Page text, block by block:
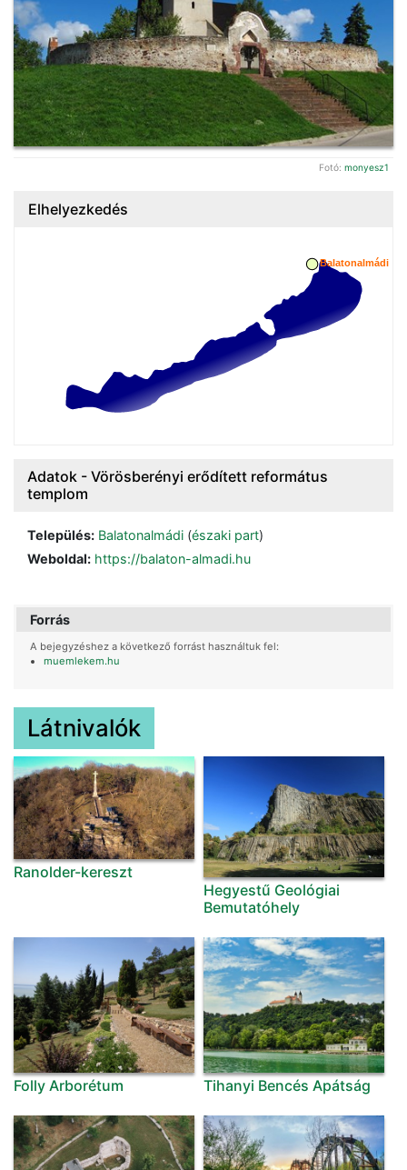
Fotó: monyesz1
Elhelyezkedés
Adatok - Vörösberényi erődített református
templom
Település: Balatonalmádi (északi part)
Weboldal: https://balaton-almadi.hu
Forrás
A bejegyzéshez a következő forrást használtuk fel:
muemlekem.hu
Látnivalók
Ranolder-kereszt
Hegyestű Geológiai
Bemutatóhely
Folly Arborétum Tihanyi Bencés Apátság